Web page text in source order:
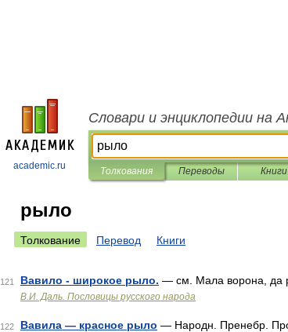
academic.ru
Словари и энциклопедии на
Толкования Переводы Книги
рыло
Толкование Перевод Книги
121 Вавило - широкое рыло. — см. Мала ворона, да
В.И. Даль. Пословицы русского народа
122 Вавила — красное рыло — Народн. Пренебр.